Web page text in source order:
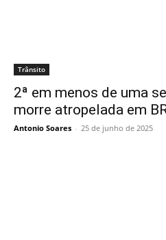
Trânsito
2ª em menos de uma
morre atropelada em
Antonio Soares - 25 de junho de 2025